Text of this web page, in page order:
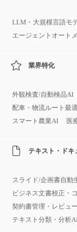
LLM・大規模言語モ
エージェントオート
業界特化
外観検査/自動検品AI
配車・物流ルート最
スマート農業AI
医
テキスト・ドキ
スライド/企画書自動
ビジネス文書校正・
契約書管理・レビュ
テキスト分類・分析